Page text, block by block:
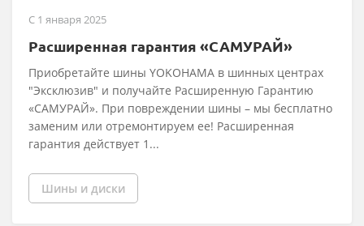
C 1 января 2025
Расширенная гарантия «САМУРАЙ»
Приобретайте шины YOKOHAMA в шинных центрах
"Эксклюзив" и получайте Расширенную Гарантию
«САМУРАЙ». При повреждении шины – мы бесплатно
заменим или отремонтируем ее! Расширенная
гарантия действует 1...
Шины и диски